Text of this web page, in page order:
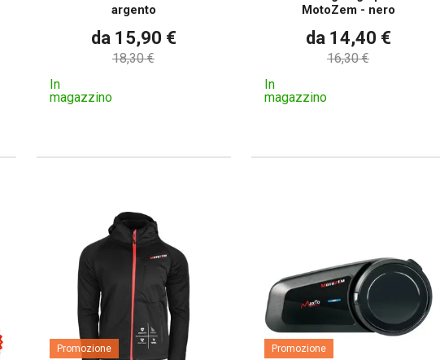
argento
da 15,90 €
18,30 €
In
magazzino
MotoZem - nero
da 14,40 €
16,30 €
In
magazzino
Promozione
Promozione